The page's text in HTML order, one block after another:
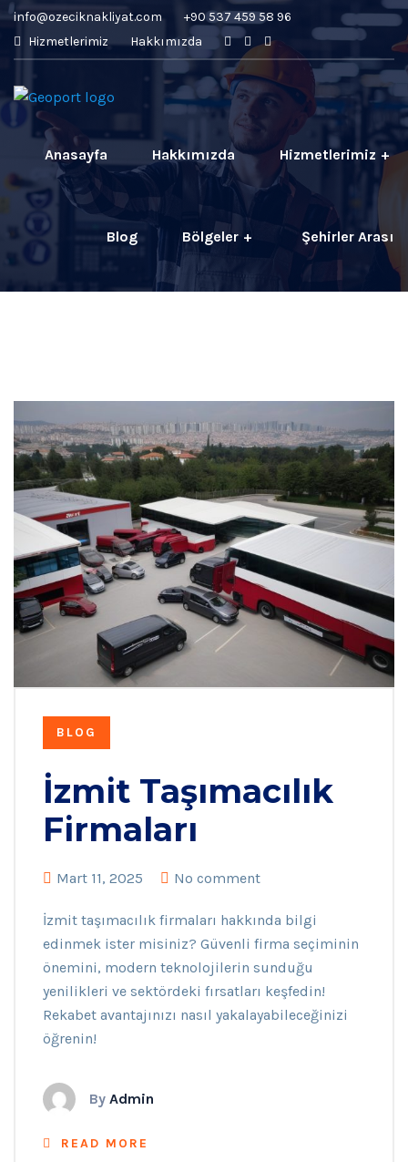
info@ozeciknakliyat.com
+90 537 459 58 96
Hizmetlerimiz
Hakkımızda
Anasayfa Hakkımızda Hizmetlerimiz
Blog Bölgeler Şehirler Arası
BLOG
İzmit Taşımacılık
Firmaları
Mart 11, 2025 No comment
İzmit taşımacılık firmaları hakkında bilgi
edinmek ister misiniz? Güvenli firma seçiminin
önemini, modern teknolojilerin sunduğu
yenilikleri ve sektördeki fırsatları keşfedin!
Rekabet avantajınızı nasıl yakalayabileceğinizi
öğrenin!
By Admin
READ MORE